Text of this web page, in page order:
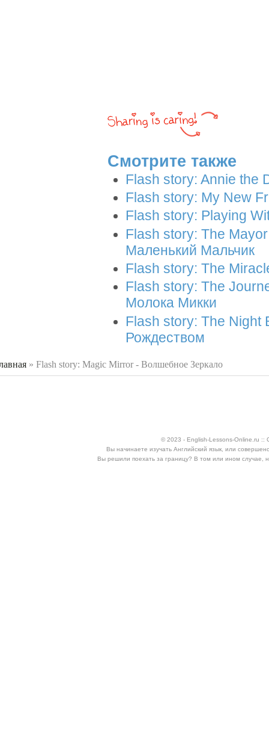
Смотрите также
Flash story: Annie the
Flash story: My New
Flash story: Playing
Flash story: The
Маленький Мальчик
Flash story: The
Flash story: The
Молока Микки
Flash story: The
Рождеством
» Flash story: Magic Mirror - Волшебное Зеркало
© 2023 - English-Lessons-Online.ru ::
Вы начинаете изучать Английский язык, или
Вы решили поехать за границу? В том или ином случае,